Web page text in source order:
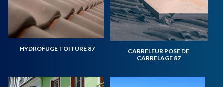
HYDROFUGE TOITURE 87
CARRELEUR POSE DE
CARRELAGE 87